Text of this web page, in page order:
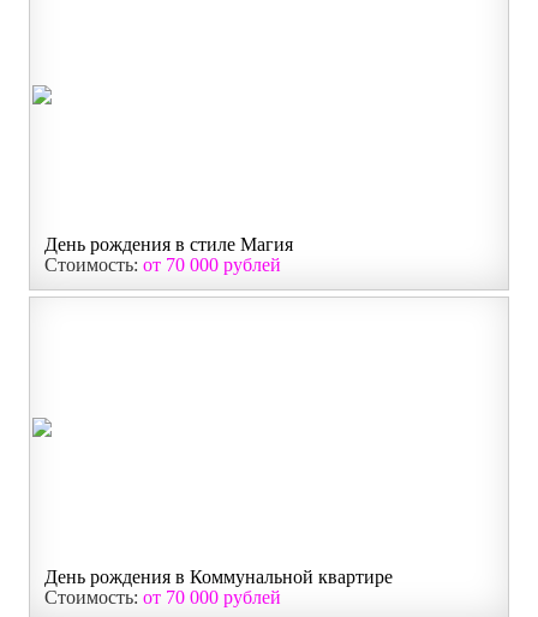
День рождения в стиле Магия
Стоимость: от 70 000 рублей
День рождения в Коммунальной квартире
Стоимость: от 70 000 рублей